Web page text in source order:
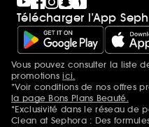
Télécharger l’App
Mentions additionnelles
Vous pouvez consulter la liste
promotionsici.
*Voir conditions de nos offres
la page Bons Plans Beauté.
*Exclusivité dans le réseau de
Clean at Sephora : Des